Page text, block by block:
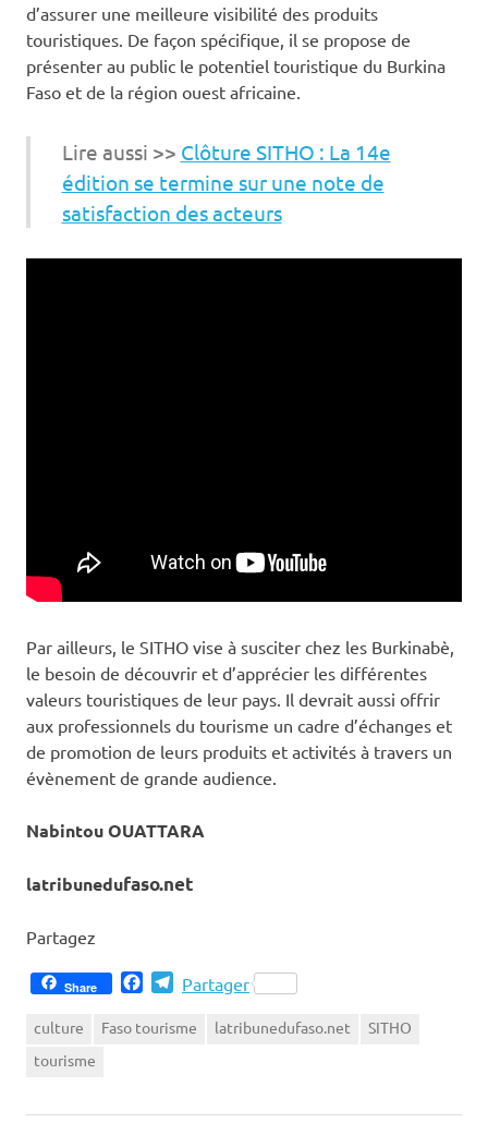
d’assurer une meilleure visibilité des produits
touristiques. De façon spécifique, il se propose de
présenter au public le potentiel touristique du Burkina
Faso et de la région ouest africaine.
Lire aussi >> Clôture SITHO : La 14e
édition se termine sur une note de
satisfaction des acteurs
Par ailleurs, le SITHO vise à susciter chez les Burkinabè,
le besoin de découvrir et d’apprécier les différentes
valeurs touristiques de leur pays. Il devrait aussi offrir
aux professionnels du tourisme un cadre d’échanges et
de promotion de leurs produits et activités à travers un
évènement de grande audience.
Nabintou OUATTARA
latribunedufaso.net
Partagez
Share FacebookTelegram
Partager
culture Faso tourisme latribunedufaso.net
SITHO
tourisme